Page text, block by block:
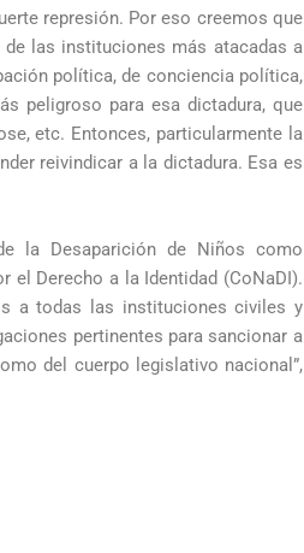
represión. Por eso creemos que
las instituciones más atacadas a
política, de conciencia política,
peligroso para esa dictadura, que
etc. Entonces, particularmente la
reivindicar a la dictadura. Esa es
la Desaparición de Niños como
el Derecho a la Identidad (CoNaDI).
a todas las instituciones civiles y
pertinentes para sancionar a
del cuerpo legislativo nacional”,